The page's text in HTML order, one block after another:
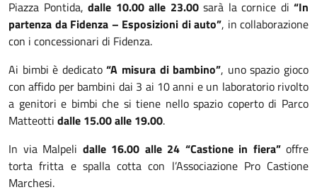
Piazza Pontida, dalle 10.00 alle 23.00sarà la cornice di “In
partenza da Fidenza – Esposizioni di auto”, in collaborazione
con i concessionari di Fidenza.
Ai bimbi è dedicato“A misura di bambino”, uno spazio gioco
con affido per bambini dai 3 ai 10 anni e un laboratorio rivolto
a genitori e bimbi che si tiene nello spazio coperto di Parco
Matteotti dalle 15.00 alle 19.00.
In via Malpeli dalle 16.00 alle 24 “Castione in fiera”offre
torta fritta e spalla cotta con l’Associazione Pro Castione
Marchesi.